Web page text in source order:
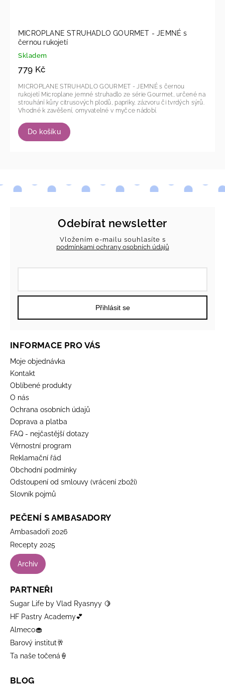
MICROPLANE STRUHADLO GOURMET - JEMNÉ s
černou rukojetí
Skladem
779 Kč
Do košíku
MICROPLANE STRUHADLO GOURMET - JEMNÉ s černou
rukojetí Microplane jemné struhadlo ze série Gourmet, určené na
strouhání kůry citrusových plodů, papriky, zázvoru či tvrdých sýrů.
Vhodné k zavěšení, omyvatelné v myčce nádobí.
Odebírat newsletter
Vložením e-mailu souhlasíte s
podmínkami ochrany osobních údajů
Přihlásit se
INFORMACE PRO VÁS
Moje objednávka
Kontakt
Oblíbené produkty
O nás
Ochrana osobních údajů
Doprava a platba
FAQ - nejčastější dotazy
Věrnostní program
Reklamační řád
Obchodní podmínky
Odstoupení od smlouvy (vrácení zboží)
Slovník pojmů
PEČENÍ S AMBASADORY
Ambasadoři 2026
Recepty 2025
Archiv
PARTNEŘI
Sugar Life by Vlad Ryasnyy 🍋
HF Pastry Academy💕
Almeco🧁
Barový institut🥂
Ta naše točená🍦
BLOG